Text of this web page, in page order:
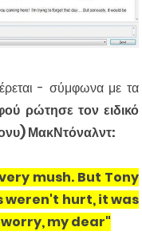
- σύμφωνα με τα
ρώτησε τον ειδικό
ΜακΝτόναλντ:
mush. But Tony
weren't hurt, it was
my dear"